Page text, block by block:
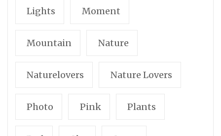
Lights Moment
Mountain Nature
Naturelovers Nature Lovers
Photo Pink Plants